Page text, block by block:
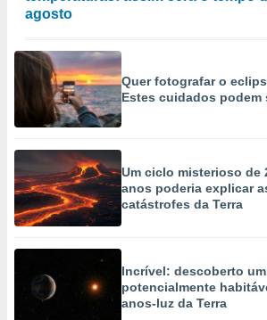
agosto
Quer fotografar o
Estes cuidados podem
Um ciclo misterioso de
anos poderia explicar
catástrofes da Terra
Incrível: descoberto
potencialmente
anos-luz da Terra